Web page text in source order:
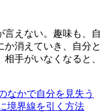
言えない。趣味も、自
消えていき、自分と
手がいなくなると、
なかで自分を見失う
境界線を引く方法